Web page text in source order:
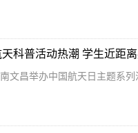
文昌举办中国航天日主题系